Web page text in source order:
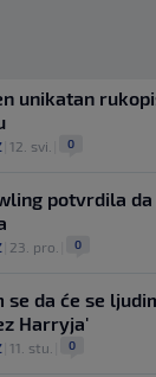
unikatan
12. svi. 0
potvrdila
23. pro. 0
se da će se
Harryja'
11. stu. 0